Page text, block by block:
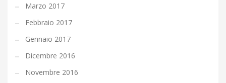
Marzo 2017
Febbraio 2017
Gennaio 2017
Dicembre 2016
Novembre 2016